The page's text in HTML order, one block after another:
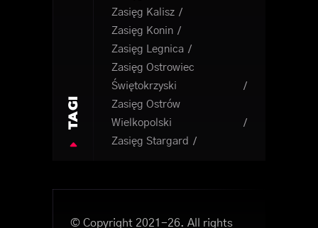
TAGI
Zasięg Kalisz
Zasięg Konin
Zasięg Legnica
Zasięg Ostrowiec
Świętokrzyski
Zasięg Ostrów
Wielkopolski
Zasięg Stargard
© Copyright 2021-26. All rights